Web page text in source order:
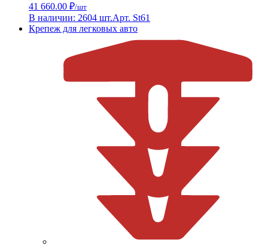
41 660.00 ₽/шт
В наличии: 2604 шт.Арт. St61
Крепеж для легковых авто